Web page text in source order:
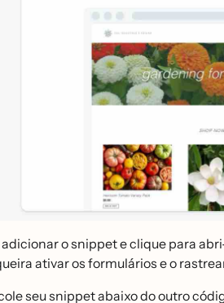
o snippet e clique para
ativar os formulários e o
seu snippet abaixo do outro